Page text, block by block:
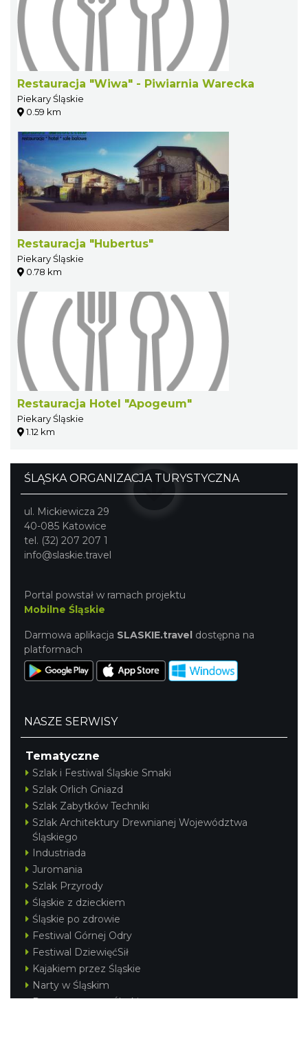
Restauracja "Wiwa" - Piwiarnia Warecka
Piekary Śląskie
0.59 km
Restauracja "Hubertus"
Piekary Śląskie
0.78 km
Restauracja Hotel "Apogeum"
Piekary Śląskie
1.12 km
ŚLĄSKA ORGANIZACJA TURYSTYCZNA
ul. Mickiewicza 29
40-085 Katowice
tel. (32) 207 207 1
info@slaskie.travel
Portal powstał w ramach projektu
Mobilne Śląskie
Darmowa aplikacja SLASKIE.travel dostępna na
platformach
NASZE SERWISY
Tematyczne
Szlak i Festiwal Śląskie Smaki
Szlak Orlich Gniazd
Szlak Zabytków Techniki
Szlak Architektury Drewnianej Województwa
Śląskiego
Industriada
Juromania
Szlak Przyrody
Śląskie z dzieckiem
Śląskie po zdrowie
Festiwal Górnej Odry
Festiwal DziewięćSił
Kajakiem przez Śląskie
Narty w Śląskim
Rowerem przez Śląskie